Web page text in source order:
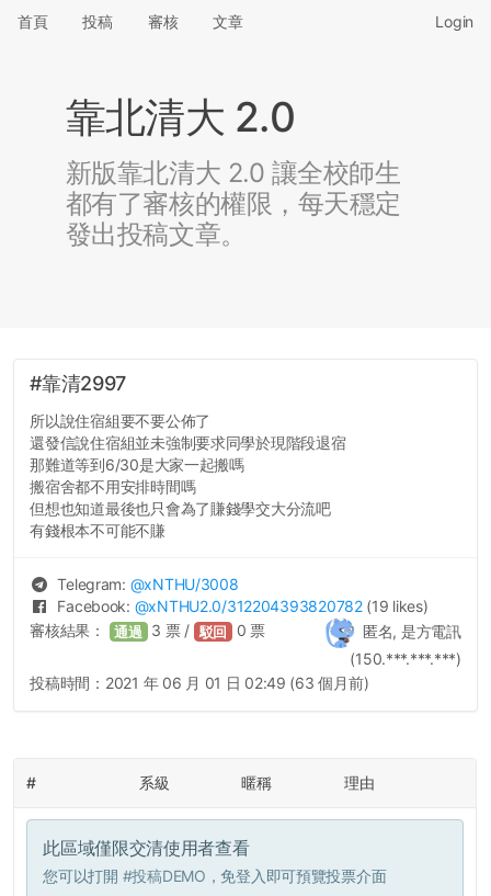
首頁 投稿 審核 文章 Login
靠北清大 2.0
新版靠北清大 2.0 讓全校師生
都有了審核的權限，每天穩定
發出投稿文章。
#靠清2997
所以說住宿組要不要公佈了
還發信說住宿組並未強制要求同學於現階段退宿
那難道等到6/30是大家一起搬嗎
搬宿舍都不用安排時間嗎
但想也知道最後也只會為了賺錢學交大分流吧
有錢根本不可能不賺
Telegram: @xNTHU/3008
Facebook: @xNTHU2.0/312204393820782 (19 likes)
匿名, 是方電訊
(150.***.***.***)
審核結果： 通過 3 票 / 駁回 0 票
投稿時間： 2021 年 06 月 01 日 02:49 (63 個月前)
# 系級 暱稱 理由
此區域僅限交清使用者查看
您可以打開 #投稿DEMO ，免登入即可預覽投票介面